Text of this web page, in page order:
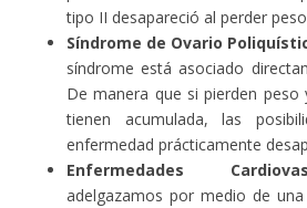
tipo II desapareció al perder
Síndrome de Ovario
síndrome está asociado
De manera que si pierden peso
tienen acumulada, las
enfermedad prácticamente
Enfermedades
adelgazamos por medio de